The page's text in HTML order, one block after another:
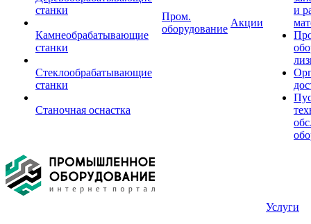
станки
Камнеобрабатывающие
станки
Стеклообрабатывающие
станки
Станочная оснастка
Пром.
оборудование
Акции
и
Услуги